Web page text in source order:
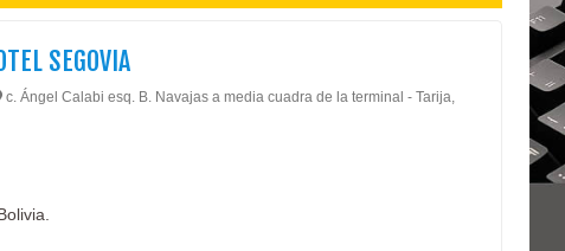
SEGOVIA
c. Ángel Calabi esq. B. Navajas a media cuadra de la terminal - Tarija,